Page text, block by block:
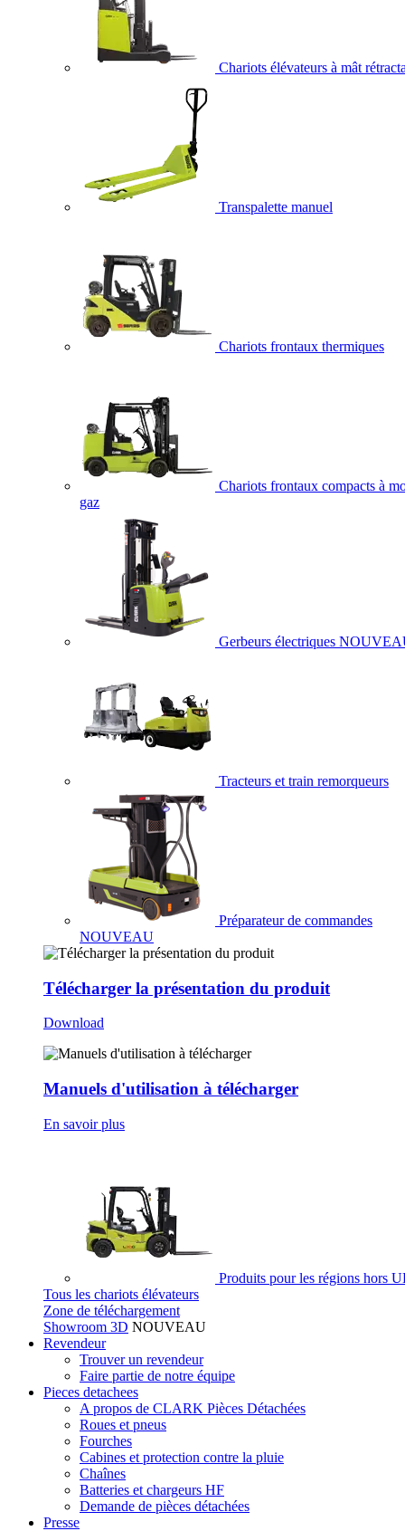
Chariots élévateurs à mât
Transpalette manuel
Chariots frontaux thermiques
Chariots frontaux compacts à
gaz
Gerbeurs électriques
Tracteurs et train remorqueurs
Préparateur de commandes
NOUVEAU
Télécharger la présentation du produit
Download
Manuels d'utilisation à télécharger
En savoir plus
Produits pour les régions hors
Tous les chariots élévateurs
Zone de téléchargement
Showroom 3D NOUVEAU
Revendeur
Trouver un revendeur
Faire partie de notre équipe
Pieces detachees
A propos de CLARK Pièces Détachées
Roues et pneus
Fourches
Cabines et protection contre la pluie
Chaînes
Batteries et chargeurs HF
Demande de pièces détachées
Presse